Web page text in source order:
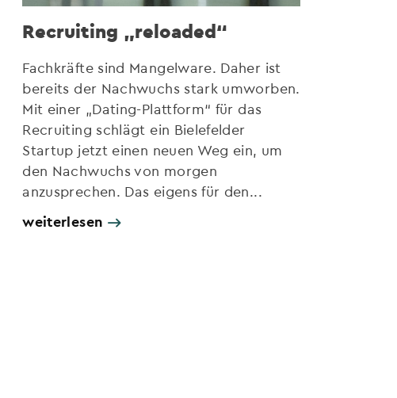
Recruiting „reloaded“
Fachkräfte sind Mangelware. Daher ist
bereits der Nachwuchs stark umworben.
Mit einer „Dating-Plattform“ für das
Recruiting schlägt ein Bielefelder
Startup jetzt einen neuen Weg ein, um
den Nachwuchs von morgen
anzusprechen. Das eigens für den...
weiterlesen